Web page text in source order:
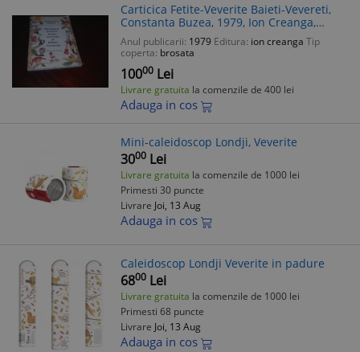
Carticica Fetite-Veverite Baieti-Vevereti,
Constanta Buzea, 1979, Ion Creanga,
Ilustratii Wachtel, Copii, Poezie, Editie
Ilustrata
Anul publicarii: 1979 Editura: ion creanga Tip
coperta: brosata
10000 Lei
Livrare gratuita la comenzile de 400 lei
Adauga in cos
Mini-caleidoscop Londji, Veverite
3000 Lei
Livrare gratuita la comenzile de 1000 lei
Primesti 30 puncte
Livrare Joi, 13 Aug
Adauga in cos
Caleidoscop Londji Veverite in padure
6800 Lei
Livrare gratuita la comenzile de 1000 lei
Primesti 68 puncte
Livrare Joi, 13 Aug
Adauga in cos